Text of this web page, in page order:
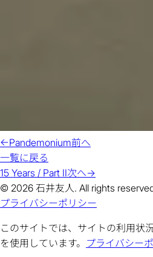
←Pandemonium前へ
一覧に戻る
15 Years / Part II次へ→
© 2026 石井友人. All rights
プライバシーポリシー
このサイトでは、サイトの利用状
を使用しています。 プライバシー